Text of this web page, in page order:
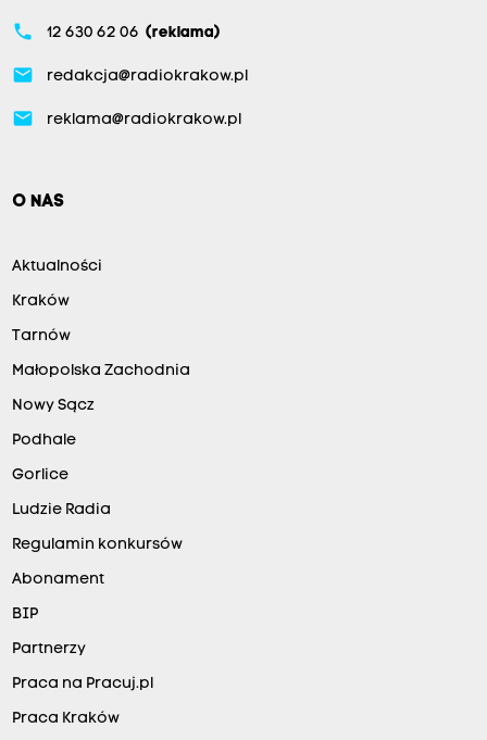
phone 12 630 62 06 (reklama)
email redakcja@radiokrakow.pl
email reklama@radiokrakow.pl
O NAS
Aktualności
Kraków
Tarnów
Małopolska Zachodnia
Nowy Sącz
Podhale
Gorlice
Ludzie Radia
Regulamin konkursów
Abonament
BIP
Partnerzy
Praca na Pracuj.pl
Praca Kraków